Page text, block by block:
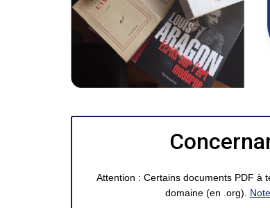
Attention : Certains documents PDF à
domaine (en .org).